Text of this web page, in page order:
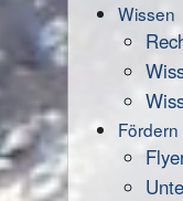
Wissen